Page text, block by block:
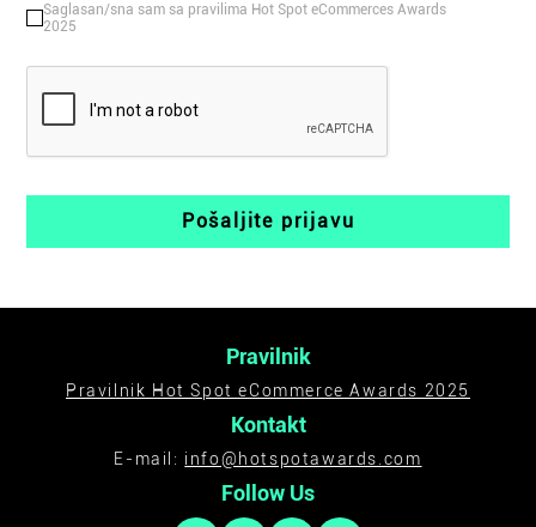
Saglasan/sna sam sa pravilima Hot Spot eCommerces Awards
2025
CAPTCHA
Pravilnik
Pravilnik Hot Spot eCommerce Awards 2025
Kontakt
E-mail: info@hotspotawards.com
Follow Us